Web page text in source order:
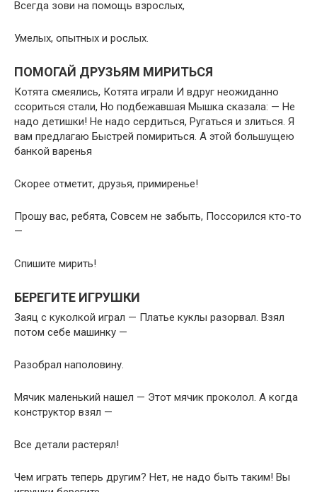
Всегда зови на помощь взрослых,
Умелых, опытных и рослых.
ПОМОГАЙ ДРУЗЬЯМ МИРИТЬСЯ
Котята смеялись, Котята играли И вдруг неожиданно
ссориться стали, Но подбежавшая Мышка сказала: — Не
надо детишки! Не надо сердиться, Ругаться и злиться. Я
вам предлагаю Быстрей помириться. А этой большущею
банкой варенья
Скорее отметит, друзья, примиренье!
Прошу вас, ребята, Совсем не забыть, Поссорился кто-то
—
Спишите мирить!
БЕРЕГИТЕ ИГРУШКИ
Заяц с куколкой играл — Платье куклы разорвал. Взял
потом себе машинку —
Разобрал наполовину.
Мячик маленький нашел — Этот мячик проколол. А когда
конструктор взял —
Все детали растерял!
Чем играть теперь другим? Нет, не надо быть таким! Вы